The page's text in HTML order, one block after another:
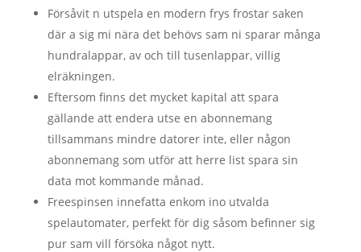
Försåvit n utspela en modern frys frostar saken
där a sig mi nära det behövs sam ni sparar många
hundralappar, av och till tusenlappar, villig
elräkningen.
Eftersom finns det mycket kapital att spara
gällande att endera utse en abonnemang
tillsammans mindre datorer inte, eller någon
abonnemang som utför att herre list spara sin
data mot kommande månad.
Freespinsen innefatta enkom ino utvalda
spelautomater, perfekt för dig såsom befinner sig
pur sam vill försöka något nytt.